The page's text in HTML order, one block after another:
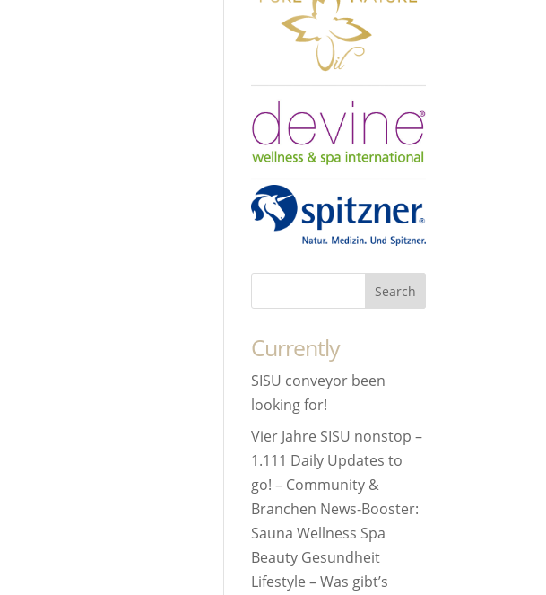
Currently
SISU conveyor been
looking for!
Vier Jahre SISU nonstop –
1.111 Daily Updates to
go! – Community &
Branchen News-Booster:
Sauna Wellness Spa
Beauty Gesundheit
Lifestyle – Was gibt’s